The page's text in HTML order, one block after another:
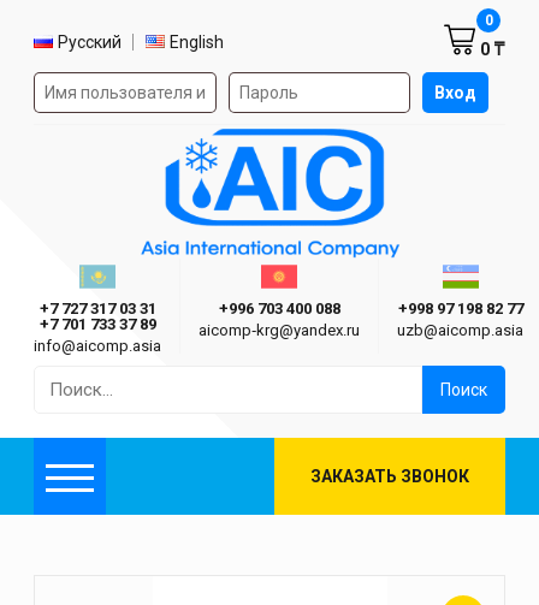
Выбор языка
Русский English
Форма авторизации на сайте Вход
0 ₸
0
Asia International Company
Казахстан г. Алматы
+7 727 317 03 31
+7 701 733 37 89
info@aicomp.asia
Киргизия г. Бишкек
+996 703 400 088
aicomp‑krg@yandex.ru
+998 97 198 82 77
uzb@aicomp.asia
Меню ЗАКАЗАТЬ ЗВОНОК